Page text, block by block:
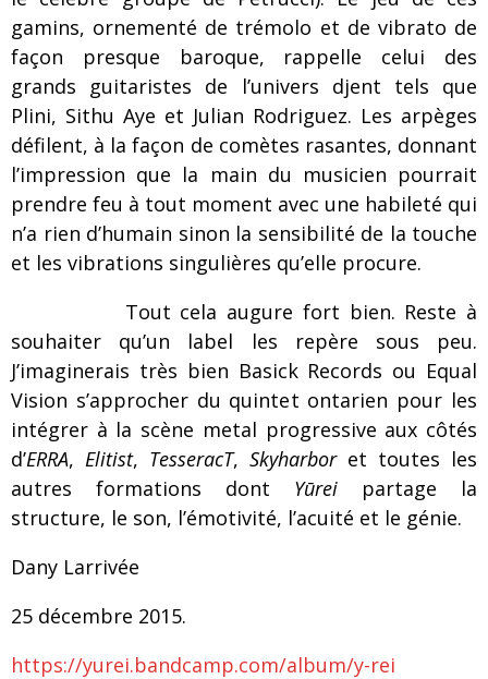
gamins, ornementé de trémolo et de vibrato de
façon presque baroque, rappelle celui des
grands guitaristes de l’univers djent tels que
Plini, Sithu Aye et Julian Rodriguez. Les arpèges
défilent, à la façon de comètes rasantes, donnant
l’impression que la main du musicien pourrait
prendre feu à tout moment avec une habileté qui
n’a rien d’humain sinon la sensibilité de la touche
et les vibrations singulières qu’elle procure.
Tout cela augure fort bien. Reste à
souhaiter qu’un label les repère sous peu.
J’imaginerais très bien Basick Records ou Equal
Vision s’approcher du quintet ontarien pour les
intégrer à la scène metal progressive aux côtés
d’ERRA, Elitist, TesseracT, Skyharboret toutes les
autres formations dont Yūrei partage la
structure, le son, l’émotivité, l’acuité et le génie.
Dany Larrivée
25 décembre 2015.
https://yurei.bandcamp.com/album/y-rei